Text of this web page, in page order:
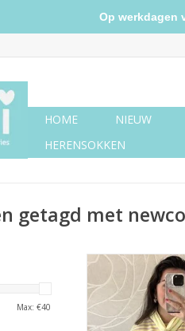
HOME NIEUW
HERENSOKKEN
getagd met
Max: €40
Gestreept
Op werkdagen